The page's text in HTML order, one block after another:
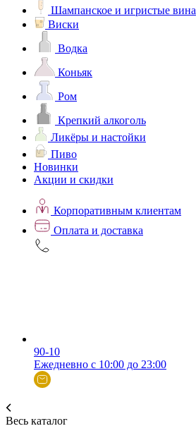
Шампанское и игристые вина
Виски
Водка
Коньяк
Ром
Крепкий алкоголь
Ликёры и настойки
Пиво
Новинки
Акции и скидки
Корпоративным клиентам
Оплата и доставка
90-10
Ежедневно с 10:00 до 23:00
Весь каталог